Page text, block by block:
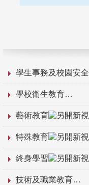
學生事務及校園安全
學校衛生教育
藝術教育
特殊教育
終身學習
技術及職業教育